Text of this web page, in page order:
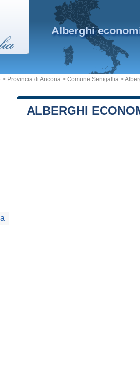
Alberghi
> Provincia di Ancona > Comune Senigallia >
ALBERGHI